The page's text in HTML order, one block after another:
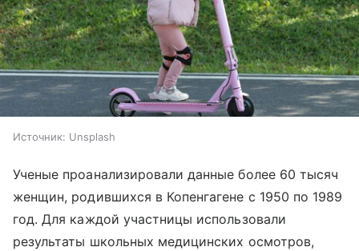
Источник: Unsplash
Ученые проанализировали данные более 60 тысяч
женщин, родившихся в Копенгагене с 1950 по 1989
год. Для каждой участницы использовали
результаты школьных медицинских осмотров,